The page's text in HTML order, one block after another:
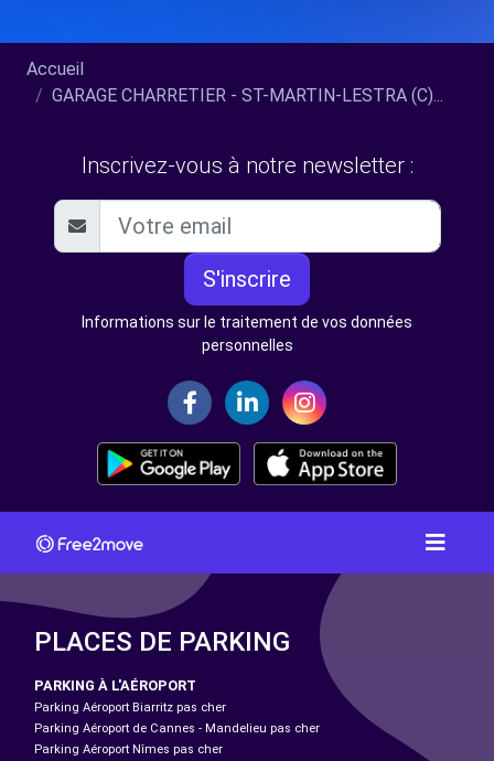
Accueil
GARAGE CHARRETIER - ST-MARTIN-LESTRA (C)...
Inscrivez-vous à notre newsletter :
S'inscrire
Informations sur le traitement de vos données
personnelles
PLACES DE PARKING
PARKING À L'AÉROPORT
Parking Aéroport Biarritz pas cher
Parking Aéroport de Cannes - Mandelieu pas cher
Parking Aéroport Nîmes pas cher